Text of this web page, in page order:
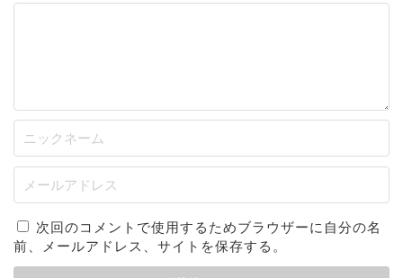
ループ再生
바지를 살까 치마를 살까 생각 중이에요.
ズボンを買うか、スカートを買うか、迷っ
次回のコメントで使用するためブラウザーに自分の名
前、メールアドレス、サイトを保存する。